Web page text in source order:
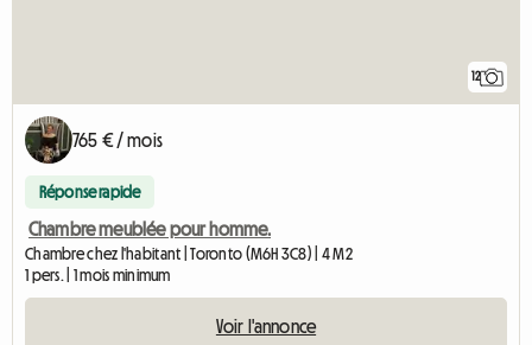
12
765 € / mois
Réponse rapide
Chambre meublée pour homme.
Chambre chez l'habitant | Toronto (M6H 3C8) | 4 M2
1 pers. | 1 mois minimum
Voir l'annonce